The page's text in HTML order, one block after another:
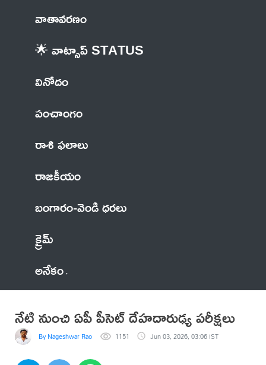
వాతావరణం
🌟 వాట్సాప్ STATUS
వినోదం
పంచాంగం
రాశి ఫలాలు
రాజకీయం
బంగారం-వెండి ధరలు
క్రైమ్
అనేకం
నేటి నుంచి ఏపీ పీసెట్ దేహదారుఢ్య పరీక్షలు
By Nageshwar Rao 1151 Jun 03, 2026, 03:06 IST